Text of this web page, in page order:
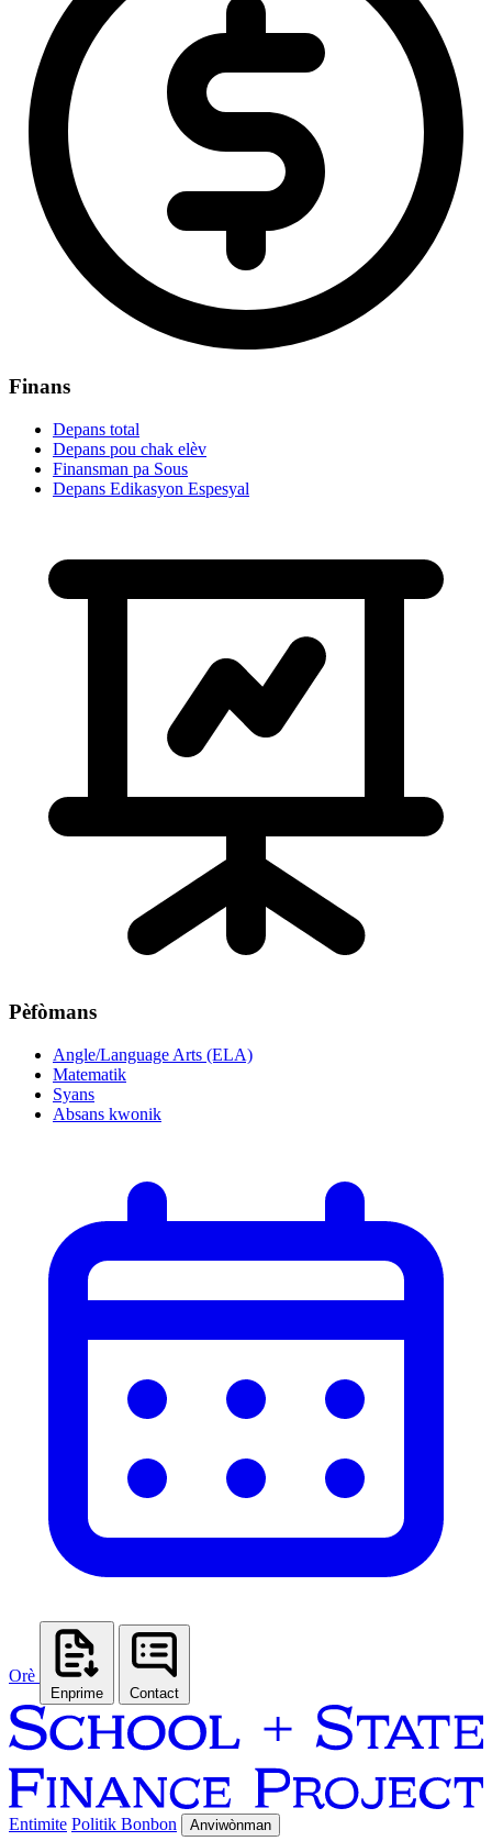
Finans
Depans total
Depans pou chak elèv
Finansman pa Sous
Depans Edikasyon Espesyal
Pèfòmans
Angle/Language Arts (ELA)
Matematik
Syans
Absans kwonik
Orè
Enprime Contact
Entimite Politik Bonbon Anviwònman